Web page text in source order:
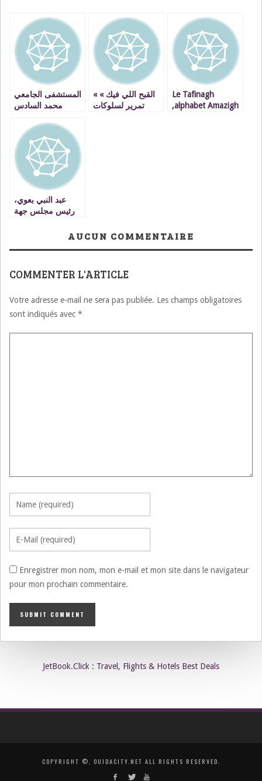
المستشفى الجامعي
محمد السادس
هيليكوبترللاسعاف
« القبح اللي فيك »
تمرير لسلوكات
Le Tafinagh
,alphabet Amazigh
عبد النبي بعوي،
رئيس مجلس جهة
AUCUN COMMENTAIRE
COMMENTER L'ARTICLE
Votre adresse e-mail ne sera pas publiée. Les champs obligatoires
sont indiqués avec *
Enregistrer mon nom, mon e-mail et mon site dans le navigateur
pour mon prochain commentaire.
JetBook.Click : Travel, Flights & Hotels Best Deals
COPYRIGHT ©, OUJDACITY.NET ALL RIGHTS RESERVED.